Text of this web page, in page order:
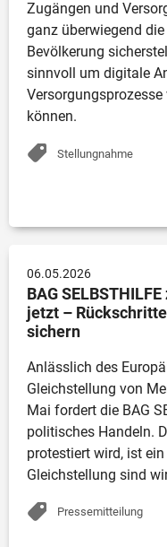
Zugängen und
ganz überwiegend
Bevölkerung
sinnvoll um digitale
können.
Stellungnahme
06.05.2026
BAG
jetzt –
sichern
Anlässlich des
Gleichstellung von
Mai fordert die BAG
politisches Handeln.
protestiert wird, ist
Gleichstellung sind
Pressemitteilung